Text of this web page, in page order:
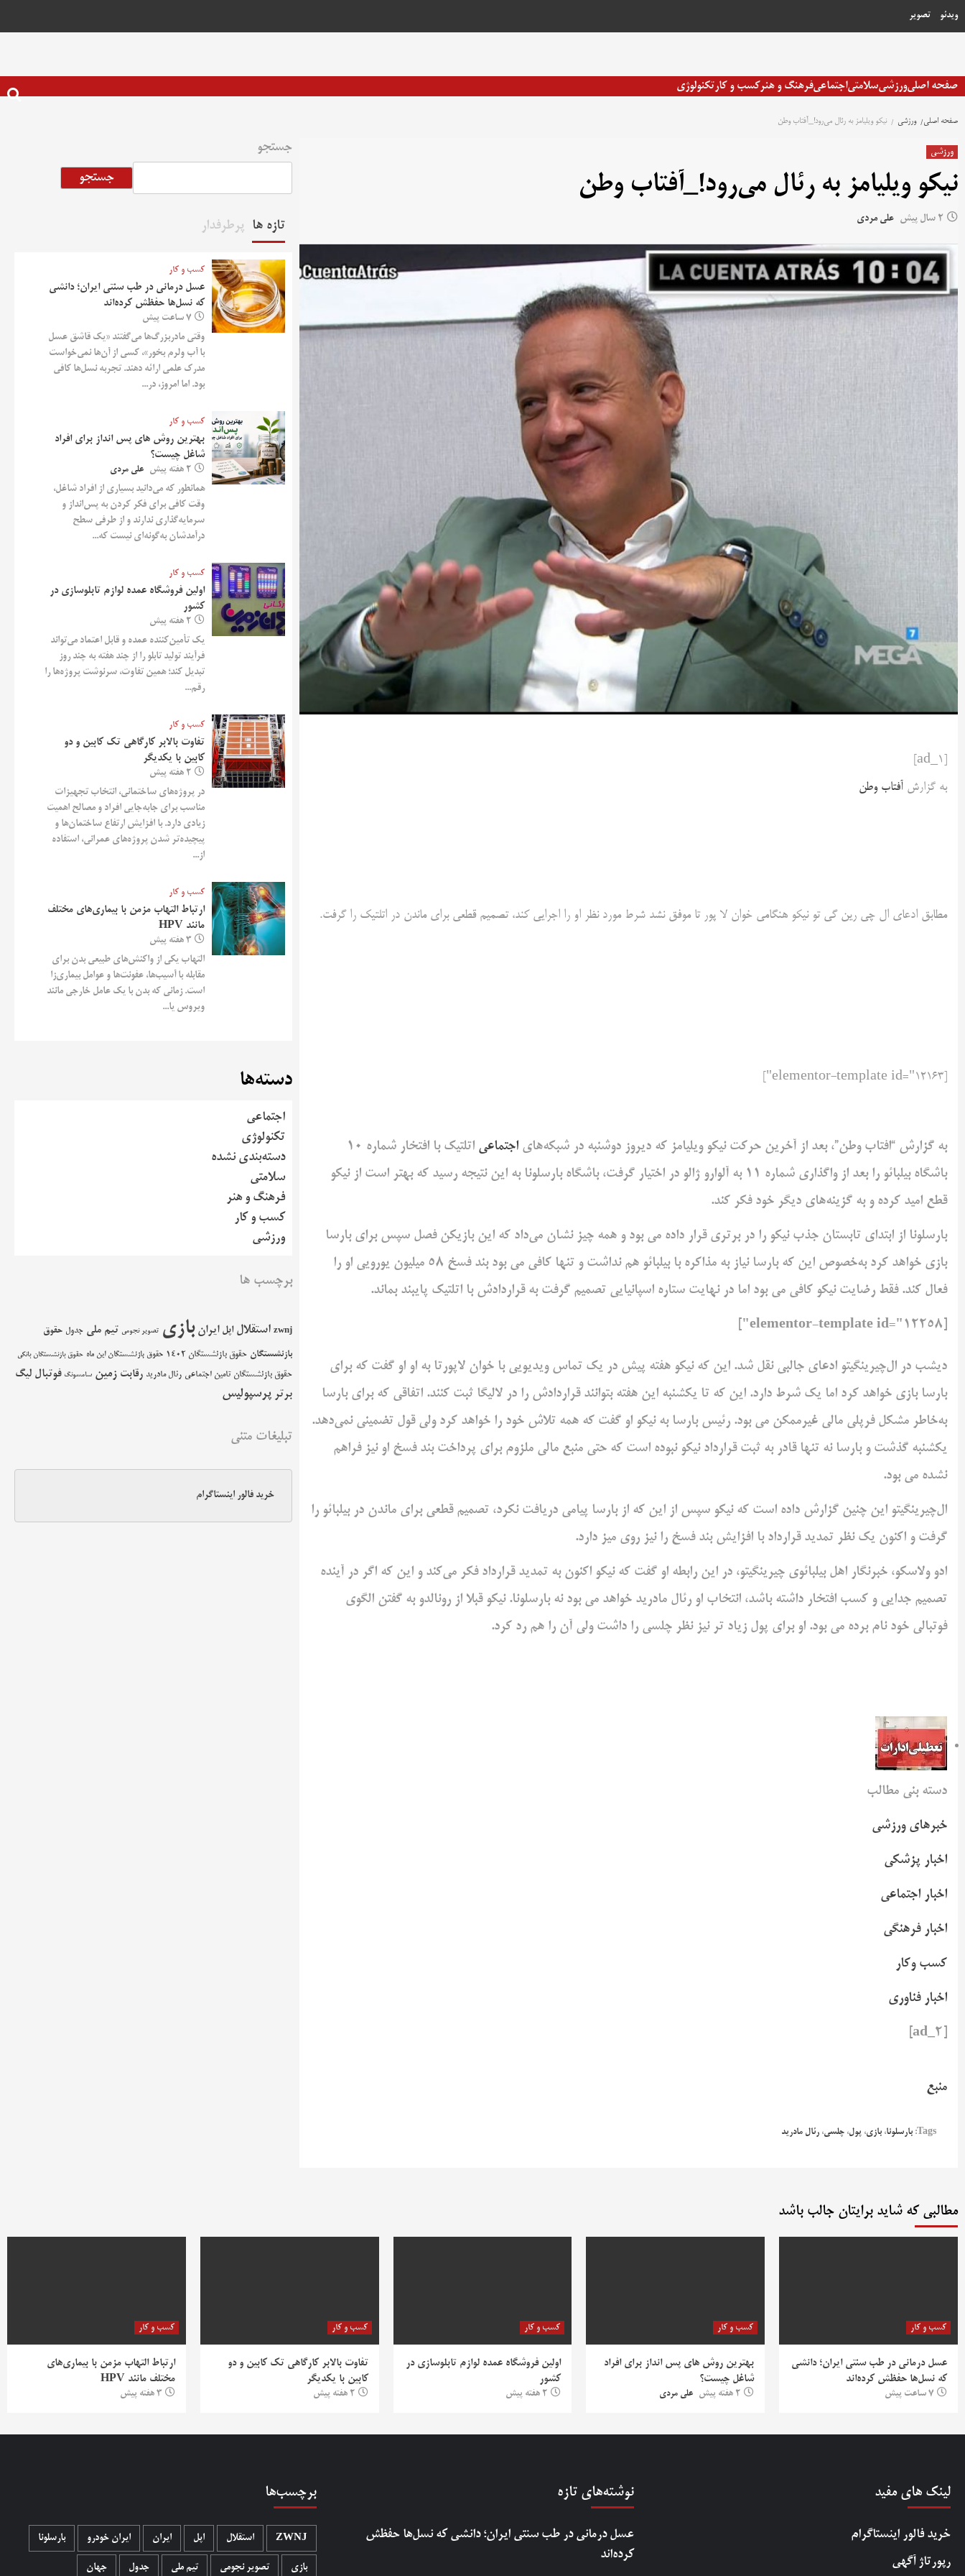
به
ویدئو تصویر
صفحه اصلیورزشیسلامتیاجتماعیفرهنگ و هنرکسب و کارتکنولوژی
صفحه اصلی ورزشی نیکو ویلیامز به رئال می‌رود!_آفتاب وطن
ورزشی
نیکو ویلیامز به رئال می‌رود!_آفتاب وطن
2 سال پیش علی مردی
به گزارش آفتاب وطن
مطابق ادعای ال‌ چی رین گی تو نیکو هنگامی خوان لا پور تا موفق نشد شرط مورد نظر او را اجرایی کند، تصمیم قطعی برای ماندن در اتلتیک را گرفت.
به گزارش “افتاب وطن”، بعد از آخرین حرکت نیکو ویلیامز که دیروز دوشنبه در شبکه‌های اجتماعی
اتلتیک با افتخار شماره 10
باشگاه بیلبائو را بعد از واگذاری شماره 11 به آلوارو ژالو در اختیار گرفت، باشگاه بارسلونا به این نتیجه رسید که بهتر است از نیکو
قطع امید کرده و به گزینه‌های دیگر خود فکر کند.
بارسلونا از ابتدای تابستان جذب نیکو را در برتری قرار داده می بود و همه چیز نشان می‌داد که این بازیکن فصل سپس برای بارسا
بازی خواهد کرد به‌خصوص این که بارسا نیاز به مذاکره با بیلبائو هم نداشت و تنها کافی می بود بند فسخ 58 میلیون یورویی او را
فعال کند. فقط رضایت نیکو کافی می بود اما در نهایت ستاره اسپانیایی تصمیم گرفت به قراردادش با اتلتیک پایبند بماند.
دیشب در ال‌چیرینگیتو ادعای جالبی نقل شد. این که نیکو هفته پیش در یک تماس ویدیویی با خوان لاپورتا به او او گفت که برای
بارسا بازی خواهد کرد اما یک شرط دارد. این که تا یکشنبه این هفته بتوانند قراردادش را در لالیگا ثبت کنند. اتفاقی که برای بارسا
به‌خاطر مشکل فرپلی مالی غیرممکن می بود. رئیس بارسا به نیکو او گفت که همه تلاش خود را خواهد کرد ولی قول تضمینی نمی‌دهد.
یکشنبه گذشت و بارسا نه تنها قادر به ثبت قرارداد نیکو نبوده است که حتی منبع مالی ملزوم برای پرداخت بند فسخ او نیز فراهم
نشده می بود.
ال‌چیرینگیتو این چنین گزارش داده است که نیکو سپس از این که از بارسا پیامی دریافت نکرد، تصمیم قطعی برای ماندن در بیلبائو را
گرفت و اکنون یک نظر تمدید قرارداد با افزایش بند فسخ را نیز روی میز دارد.
ادو ولاسکو، خبرنگار اهل بیلبائوی چیرینگیتو، در این رابطه او گفت که نیکو اکنون به تمدید قرارداد فکر می‌کند و این که اگر در آینده
تصمیم جدایی و کسب افتخار داشته باشد، انتخاب او رئال مادرید خواهد می بود نه بارسلونا. نیکو قبلا از رونالدو به گفتن الگوی
فوتبالی خود نام برده می بود. او برای پول زیاد تر نیز نظر چلسی را داشت ولی آن را هم رد کرد.
دسته بنی مطالب
خبرهای ورزشی
اخبار پزشکی
اخبار اجتماعی
اخبار فرهنگی
کسب وکار
اخبار فناوری
منبع
Tags: بارسلونا، بازی، پول، چلسی، رئال مادرید
جستجو
جستجو
تازه ها پرطرفدار
کسب و کار
عسل درمانی در طب سنتی ایران؛ دانشی
که نسل‌ها حفظش کرده‌اند
7 ساعت پیش
وقتی مادربزرگ‌ها می‌گفتند «یک قاشق عسل
با آب ولرم بخور»، کسی از آن‌ها نمی‌خواست
مدرک علمی ارائه دهند. تجربه نسل‌ها کافی
بود. اما امروز، در...
کسب و کار
بهترین روش‌ های پس‌ انداز برای افراد
شاغل چیست؟
2 هفته پیش علی مردی
همانطور که می‌دانید بسیاری از افراد شاغل،
وقت کافی برای فکر کردن به پس‌انداز و
سرمایه‌گذاری ندارند و از طرفی سطح
درآمدشان به‌گونه‌ای نیست که...
کسب و کار
اولین فروشگاه عمده لوازم تابلوسازی در
کشور
2 هفته پیش
یک تأمین‌کننده عمده و قابل اعتماد می‌تواند
فرآیند تولید تابلو را از چند هفته به چند روز
تبدیل کند؛ همین تفاوت، سرنوشت پروژه‌ها را
رقم...
کسب و کار
تفاوت بالابر کارگاهی تک کابین و دو
کابین با یکدیگر
2 هفته پیش
در پروژه‌های ساختمانی، انتخاب تجهیزات
مناسب برای جابه‌جایی افراد و مصالح اهمیت
زیادی دارد. با افزایش ارتفاع ساختمان‌ها و
پیچیده‌تر شدن پروژه‌های عمرانی، استفاده
از...
کسب و کار
ارتباط التهاب مزمن با بیماری‌های مختلف
مانند HPV
3 هفته پیش
التهاب یکی از واکنش‌های طبیعی بدن برای
مقابله با آسیب‌ها، عفونت‌ها و عوامل بیماری‌زا
است. زمانی که بدن با یک عامل خارجی مانند
ویروس یا...
دسته‌ها
اجتماعی
تکنولوژی
دسته‌بندی نشده
سلامتی
فرهنگ و هنر
کسب و کار
ورزشی
برچسب ها
zwnj استقلال اپل ایران بازی تصویر نجومی تیم ملی جدول حقوق
بازنشستگان حقوق بازنشستگان 1402 حقوق بازنشستگان این ماه حقوق بازنشستگان بانکی
حقوق بازنشستگان تامین اجتماعی رئال مادرید رقابت زمین سامسونگ فوتبال لیگ
برتر پرسپولیس
تبلیغات متنی
خرید فالور اینستاگرام
مطالبی که شاید برایتان جالب باشد
کسب و کار
عسل درمانی در طب سنتی ایران؛ دانشی
که نسل‌ها حفظش کرده‌اند
7 ساعت پیش
کسب و کار
بهترین روش‌ های پس‌ انداز برای افراد
شاغل چیست؟
2 هفته پیش علی مردی
کسب و کار
اولین فروشگاه عمده لوازم تابلوسازی در
کشور
2 هفته پیش
کسب و کار
تفاوت بالابر کارگاهی تک کابین و دو
کابین با یکدیگر
2 هفته پیش
کسب و کار
ارتباط التهاب مزمن با بیماری‌های
مختلف مانند HPV
3 هفته پیش
لینک های مفید
خرید فالور اینستاگرام
رپورتاژ آگهی
نوشته‌های تازه
عسل درمانی در طب سنتی ایران؛ دانشی که نسل‌ها حفظش
کرده‌اند
برچسب‌ها
ZWNJ استقلال اپل ایران ایران خودرو بارسلونا
بازی تصویر نجومی تیم ملی جدول جهان